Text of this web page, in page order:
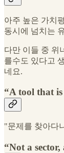
아주 높은 가치
동시에 넘치는
다만 이들 중 위
를수도 있다고
네요.
“A tool that
"문제를 찾아다
“Not a